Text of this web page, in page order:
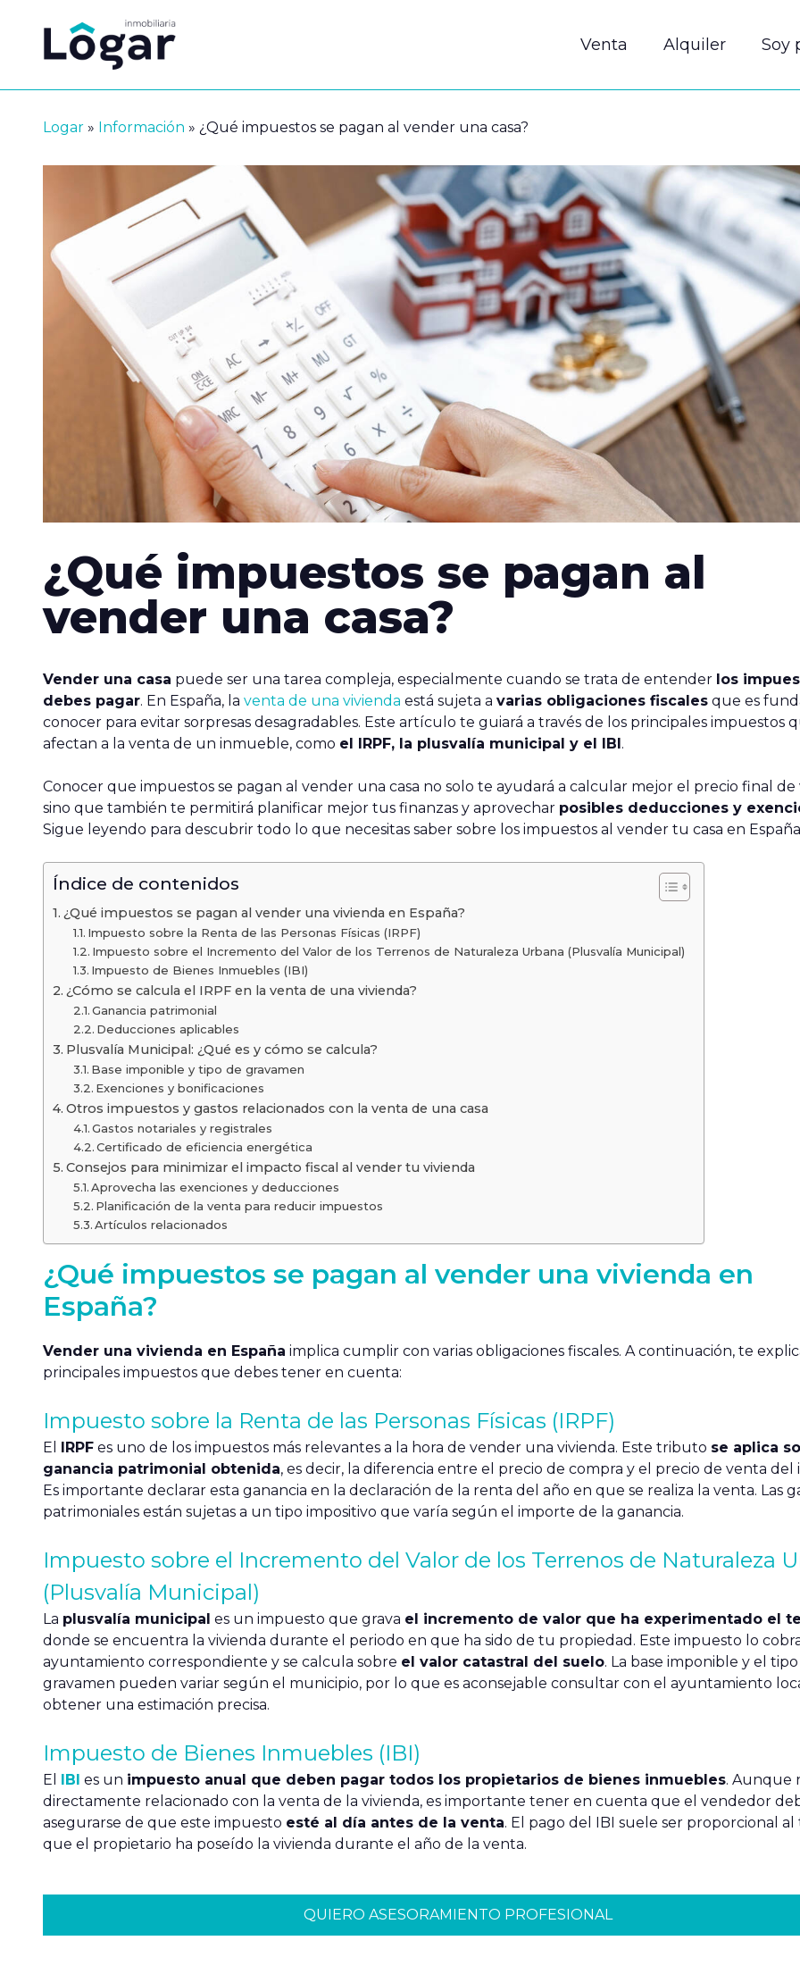
contenido
Venta Alquiler Soy
Logar » Información » ¿Qué impuestos se pagan al vender una casa?
¿Qué impuestos se pagan al
vender una casa?
Vender una casa puede ser una tarea compleja, especialmente cuando se trata de entender los
debes pagar. En España, la venta de una vivienda está sujeta a varias obligaciones fiscales que es
conocer para evitar sorpresas desagradables. Este artículo te guiará a través de los principales impuestos
afectan a la venta de un inmueble, como el IRPF, la plusvalía municipal y el IBI.
Conocer que impuestos se pagan al vender una casa no solo te ayudará a calcular mejor el precio final de
sino que también te permitirá planificar mejor tus finanzas y aprovechar posibles deducciones y
Sigue leyendo para descubrir todo lo que necesitas saber sobre los impuestos al vender tu casa en
Índice de contenidos
¿Qué impuestos se pagan al vender una vivienda en España?
Impuesto sobre la Renta de las Personas Físicas (IRPF)
Impuesto sobre el Incremento del Valor de los Terrenos de Naturaleza Urbana (Plusvalía Municipal)
Impuesto de Bienes Inmuebles (IBI)
¿Cómo se calcula el IRPF en la venta de una vivienda?
Ganancia patrimonial
Deducciones aplicables
Plusvalía Municipal: ¿Qué es y cómo se calcula?
Base imponible y tipo de gravamen
Exenciones y bonificaciones
Otros impuestos y gastos relacionados con la venta de una casa
Gastos notariales y registrales
Certificado de eficiencia energética
Consejos para minimizar el impacto fiscal al vender tu vivienda
Aprovecha las exenciones y deducciones
Planificación de la venta para reducir impuestos
Artículos relacionados
¿Qué impuestos se pagan al vender una vivienda en
España?
Vender una vivienda en España implica cumplir con varias obligaciones fiscales. A continuación, te
principales impuestos que debes tener en cuenta:
Impuesto sobre la Renta de las Personas Físicas (IRPF)
El IRPF es uno de los impuestos más relevantes a la hora de vender una vivienda. Este tributo se aplica
ganancia patrimonial obtenida, es decir, la diferencia entre el precio de compra y el precio de venta del
Es importante declarar esta ganancia en la declaración de la renta del año en que se realiza la venta. Las
patrimoniales están sujetas a un tipo impositivo que varía según el importe de la ganancia.
Impuesto sobre el Incremento del Valor de los Terrenos de Naturaleza
(Plusvalía Municipal)
La plusvalía municipal es un impuesto que grava el incremento de valor que ha experimentado el
donde se encuentra la vivienda durante el periodo en que ha sido de tu propiedad. Este impuesto lo
ayuntamiento correspondiente y se calcula sobre el valor catastral del suelo. La base imponible y el
gravamen pueden variar según el municipio, por lo que es aconsejable consultar con el ayuntamiento
obtener una estimación precisa.
Impuesto de Bienes Inmuebles (IBI)
El IBI es un impuesto anual que deben pagar todos los propietarios de bienes inmuebles. Aunque
directamente relacionado con la venta de la vivienda, es importante tener en cuenta que el vendedor
asegurarse de que este impuesto esté al día antes de la venta. El pago del IBI suele ser proporcional
que el propietario ha poseído la vivienda durante el año de la venta.
QUIERO ASESORAMIENTO PROFESIONAL